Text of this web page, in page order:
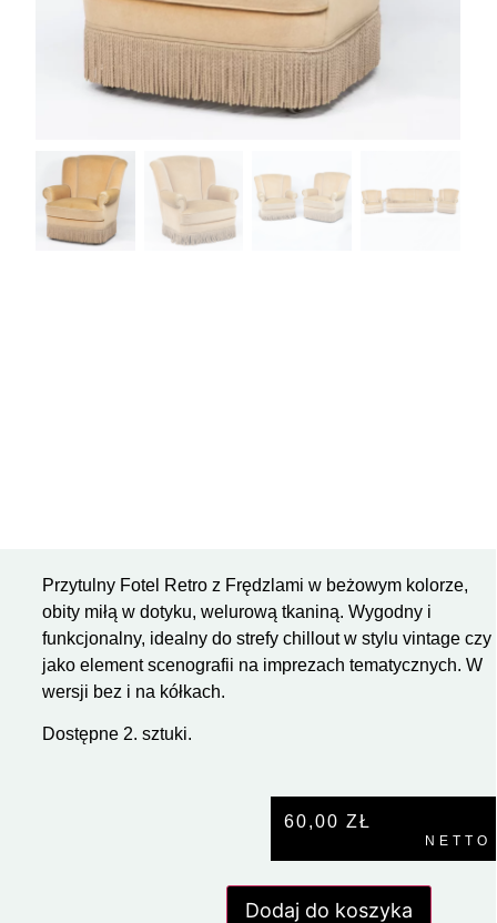
Przytulny Fotel Retro z Frędzlami w beżowym kolorze,
obity miłą w dotyku, welurową tkaniną. Wygodny i
funkcjonalny, idealny do strefy chillout w stylu vintage czy
jako element scenografii na imprezach tematycznych. W
wersji bez i na kółkach.
Dostępne 2. sztuki.
60,00 ZŁ
NETTO
Dodaj do koszyka